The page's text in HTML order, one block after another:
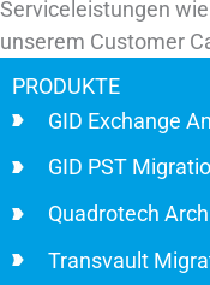
Serviceleistungen
unserem Customer
PRODUKTE
GID Exchange
GID PST
Quadrotech
Transvault